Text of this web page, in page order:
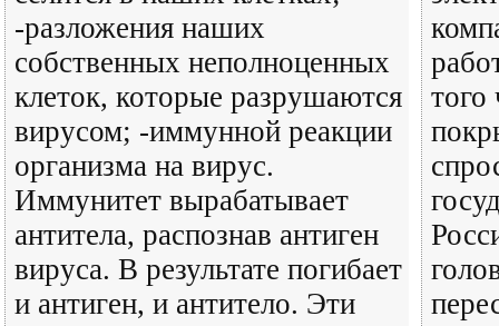
-разложения наших
собственных неполноценных
клеток, которые разрушаются
вирусом; -иммунной реакции
организма на вирус.
Иммунитет вырабатывает
антитела, распознав антиген
вируса. В результате погибает
и антиген, и антитело. Эти
того